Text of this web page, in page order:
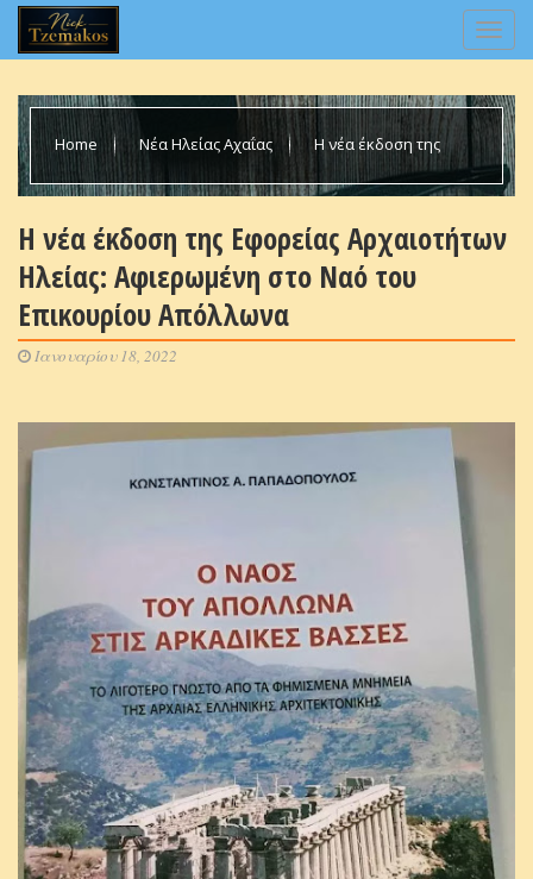
Home Νέα Ηλείας Αχαΐας Η νέα έκδοση της
Επικουρίου Απόλλωνα
Η νέα έκδοση της Εφορείας Αρχαιοτήτων
Ηλείας: Αφιερωμένη στο Ναό του
Επικουρίου Απόλλωνα
Ιανουαρίου 18, 2022